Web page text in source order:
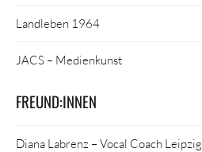
Landleben 1964
JACS – Medienkunst
FREUND:INNEN
Diana Labrenz – Vocal Coach Leipzig